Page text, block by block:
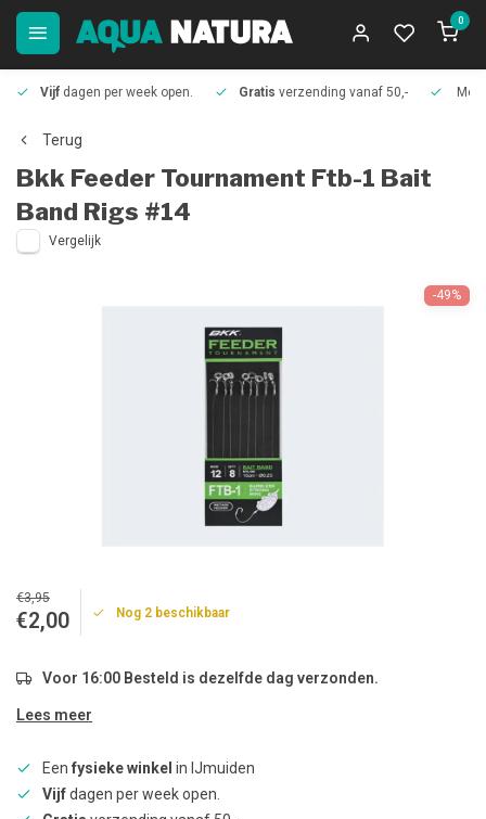
0
Vijf dagen per week open. Gratis verzending vanaf 50,-
Terug
Bkk Feeder Tournament Ftb-1 Bait
Band Rigs #14
Vergelijk
-49%
€3,95
€2,00 Nog 2 beschikbaar
Voor 16:00 Besteld is dezelfde dag verzonden.
Lees meer
Een fysieke winkel in IJmuiden
Vijfdagen per week open.